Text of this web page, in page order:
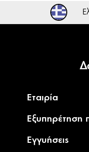
Εταιρία
Εξυπηρέτηση
Εγγυήσεις